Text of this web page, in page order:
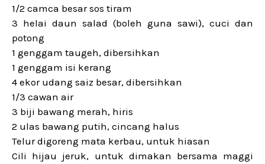
1/2 camca besar sos tiram
3 helai daun salad (boleh guna sawi), cuci dan
potong
1 genggam taugeh, dibersihkan
1 genggam isi kerang
4 ekor udang saiz besar, dibersihkan
1/3 cawan air
3 biji bawang merah, hiris
2 ulas bawang putih, cincang halus
Telur digoreng mata kerbau, untuk hiasan
Cili hijau jeruk, untuk dimakan bersama maggi